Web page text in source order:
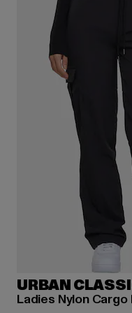
URBAN
Ladies Nylon Cargo